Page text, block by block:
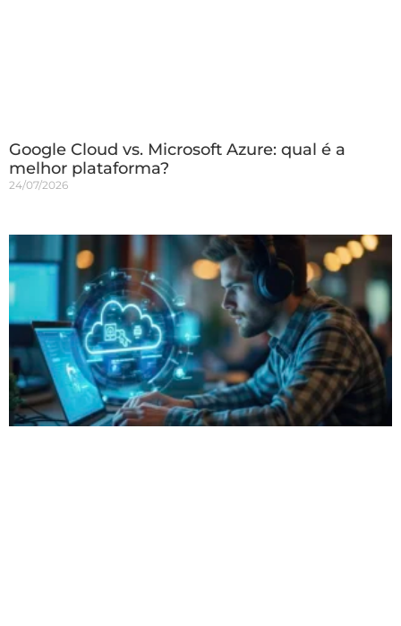
Google Cloud vs. Microsoft Azure: qual é a
melhor plataforma?
24/07/2026